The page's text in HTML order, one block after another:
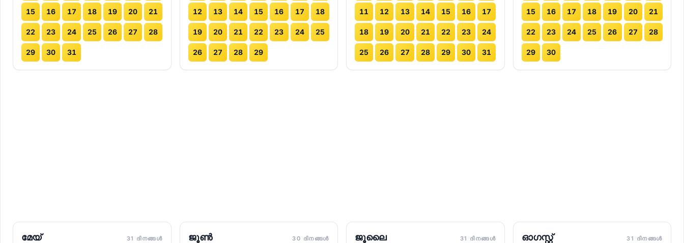
15 16 17 18 19 20 21
22 23 24 25 26 27 28
29 30 31
12 13 14 15 16 17 18
19 20 21 22 23 24 25
26 27 28 29
11 12 13 14 15 16 17
18 19 20 21 22 23 24
25 26 27 28 29 30 31
15 16 17 18 19 20 21
22 23 24 25 26 27 28
29 30
മേയ് 31 ദിനങ്ങൾ ജൂൺ 30 ദിനങ്ങൾ ജൂലൈ 31 ദിനങ്ങൾ ഓഗസ്റ്റ് 31 ദിനങ്ങൾ